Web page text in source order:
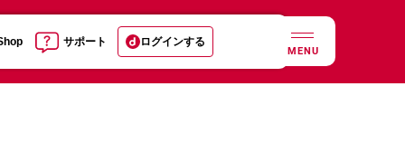
サポート ログインする
MENU